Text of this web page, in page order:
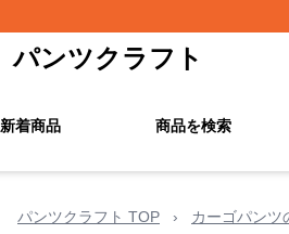
パンツクラフト
新着商品 商品を検索
パンツクラフト TOP › カーゴパンツ